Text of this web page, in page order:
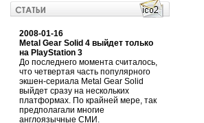
2008-01-16
Metal Gear Solid 4 выйдет только
на PlayStation 3
До последнего момента считалось,
что четвертая часть популярного
экшен-сериала Metal Gear Solid
выйдет сразу на нескольких
платформах. По крайней мере, так
предполагали многие
англоязычные СМИ.